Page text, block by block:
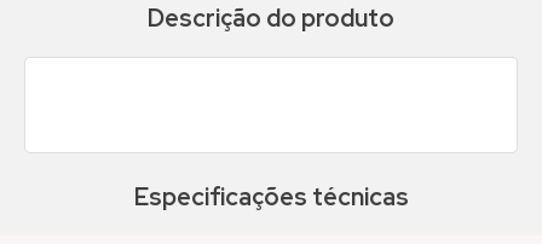
Descrição do produto
Especificações técnicas